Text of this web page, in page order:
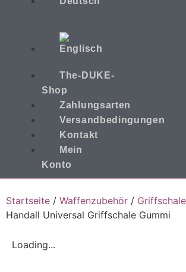
The-DUKE-
Shop
Zahlungsarten
Versandbedingungen
Kontakt
Mein
Konto
Startseite / Waffenzubehör /
Handall Universal Griffschale Gummi
Loading...